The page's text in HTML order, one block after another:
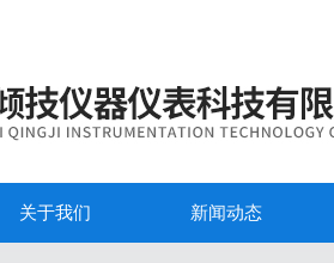
关于我们 新闻动态